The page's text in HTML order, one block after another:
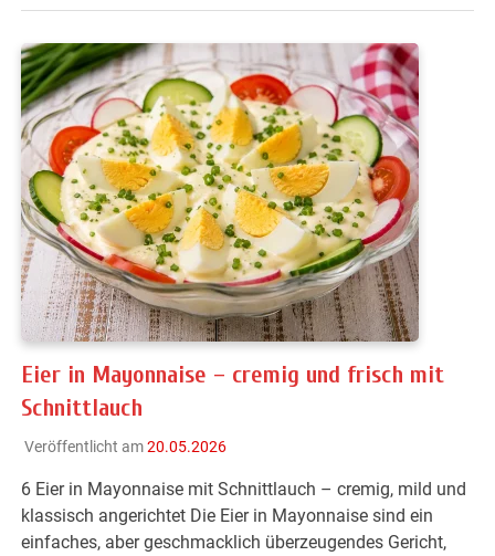
Eier in Mayonnaise – cremig und frisch mit
Schnittlauch
Veröffentlicht am20.05.2026
6 Eier in Mayonnaise mit Schnittlauch – cremig, mild und
klassisch angerichtet Die Eier in Mayonnaise sind ein
einfaches, aber geschmacklich überzeugendes Gericht,